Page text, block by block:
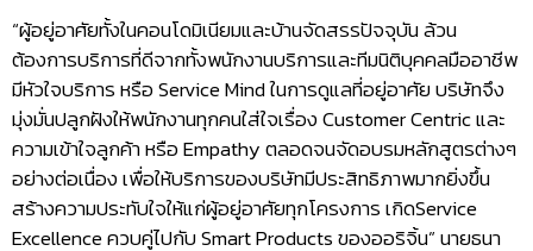
“ผู้อยู่อาศัยทั้งในคอนโดมิเนียมและบ้านจัดสรรปัจจุบัน ล้วน
ต้องการบริการที่ดีจากทั้งพนักงานบริการและทีมนิติบุคคลมืออาชีพ
มีหัวใจบริการ หรือ Service Mind ในการดูแลที่อยู่อาศัย บริษัทจึง
มุ่งมั่นปลูกฝังให้พนักงานทุกคนใส่ใจเรื่อง Customer Centric และ
ความเข้าใจลูกค้า หรือ Empathy ตลอดจนจัดอบรมหลักสูตรต่างๆ
อย่างต่อเนื่อง เพื่อให้บริการของบริษัทมีประสิทธิภาพมากยิ่งขึ้น
สร้างความประทับใจให้แก่ผู้อยู่อาศัยทุกโครงการ เกิดService
Excellence ควบคู่ไปกับ Smart Products ของออริจิ้น” นายธนา